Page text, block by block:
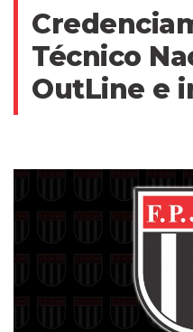
Técnico
OutLine e